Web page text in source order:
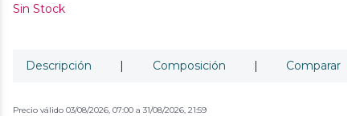
Sin Stock
Descripción | Composición | Comparar
Precio válido 03/08/2026, 07:00 a 31/08/2026, 21:59